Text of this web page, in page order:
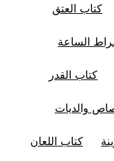
كتاب العتق
الساعة
كتاب القدر
والديات
كتاب اللعان